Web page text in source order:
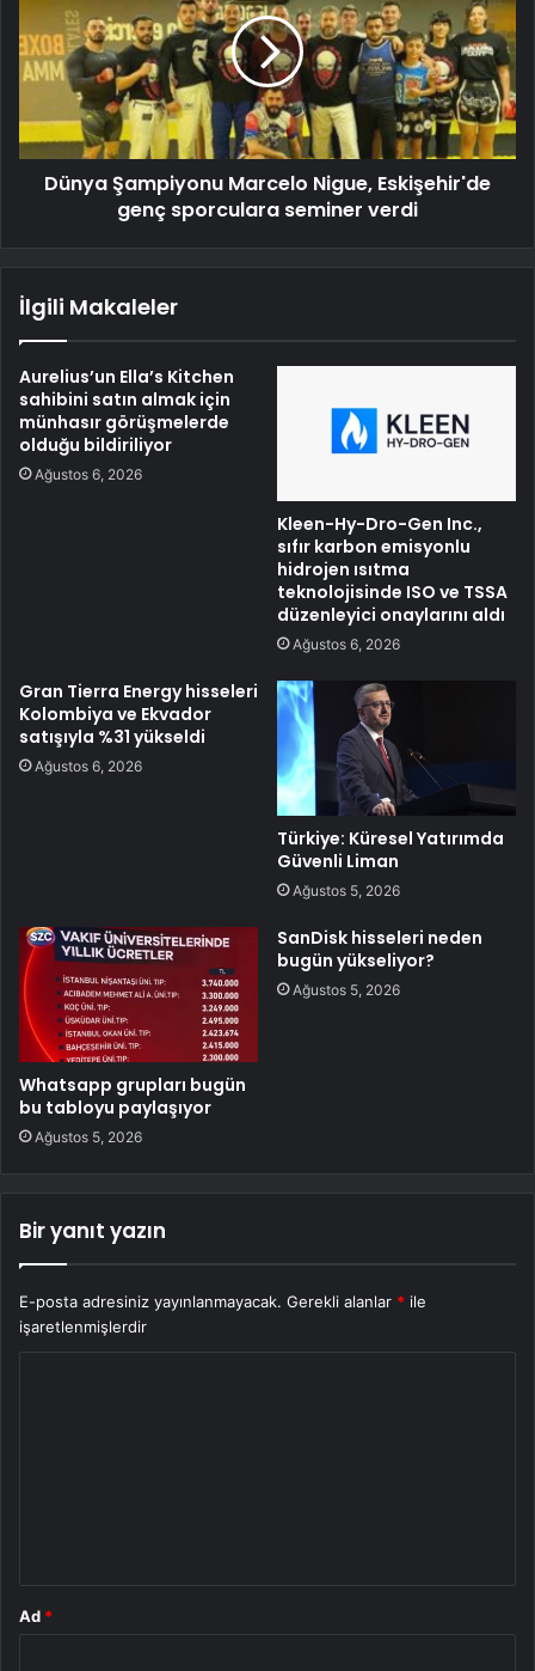
Dünya Şampiyonu Marcelo Nigue, Eskişehir'de
genç sporculara seminer verdi
İlgili Makaleler
Aurelius’un Ella’s Kitchen
sahibini satın almak için
münhasır görüşmelerde
olduğu bildiriliyor
Ağustos 6, 2026
Kleen-Hy-Dro-Gen Inc.,
sıfır karbon emisyonlu
hidrojen ısıtma
teknolojisinde ISO ve TSSA
düzenleyici onaylarını aldı
Ağustos 6, 2026
Gran Tierra Energy hisseleri
Kolombiya ve Ekvador
satışıyla %31 yükseldi
Ağustos 6, 2026
Türkiye: Küresel Yatırımda
Güvenli Liman
Ağustos 5, 2026
Whatsapp grupları bugün
bu tabloyu paylaşıyor
Ağustos 5, 2026
SanDisk hisseleri neden
bugün yükseliyor?
Ağustos 5, 2026
Bir yanıt yazın
E-posta adresiniz yayınlanmayacak. Gerekli alanlar * ile
işaretlenmişlerdir
Ad *